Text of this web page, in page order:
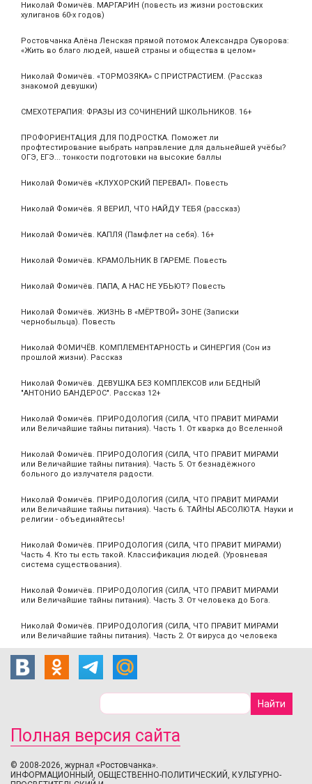
Николай Фомичёв. МАРГАРИН (повесть из жизни ростовских
хулиганов 60-х годов)
Ростовчанка Алёна Ленская прямой потомок Александра Суворова:
«Жить во благо людей, нашей страны и общества в целом»
Николай Фомичёв. «ТОРМОЗЯКА» С ПРИСТРАСТИЕМ. (Рассказ
знакомой девушки)
СМЕХОТЕРАПИЯ: ФРАЗЫ ИЗ СОЧИНЕНИЙ ШКОЛЬНИКОВ. 16+
ПРОФОРИЕНТАЦИЯ ДЛЯ ПОДРОСТКА. Поможет ли
профтестирование выбрать направление для дальнейшей учёбы?
ОГЭ, ЕГЭ... тонкости подготовки на высокие баллы
Николай Фомичёв «КЛУХОРСКИЙ ПЕРЕВАЛ». Повесть
Николай Фомичёв. Я ВЕРИЛ, ЧТО НАЙДУ ТЕБЯ (рассказ)
Николай Фомичёв. КАПЛЯ (Памфлет на себя). 16+
Николай Фомичёв. КРАМОЛЬНИК В ГАРЕМЕ. Повесть
Николай Фомичёв. ПАПА, А НАС НЕ УБЬЮТ? Повесть
Николай Фомичёв. ЖИЗНЬ В «МЁРТВОЙ» ЗОНЕ (Записки
чернобыльца). Повесть
Николай ФОМИЧЁВ. КОМПЛЕМЕНТАРНОСТЬ и СИНЕРГИЯ (Сон из
прошлой жизни). Рассказ
Николай Фомичёв. ДЕВУШКА БЕЗ КОМПЛЕКСОВ или БЕДНЫЙ
"АНТОНИО БАНДЕРОС". Рассказ 12+
Николай Фомичёв. ПРИРОДОЛОГИЯ (СИЛА, ЧТО ПРАВИТ МИРАМИ
или Величайшие тайны питания). Часть 1. От кварка до Вселенной
Николай Фомичёв. ПРИРОДОЛОГИЯ (СИЛА, ЧТО ПРАВИТ МИРАМИ
или Величайшие тайны питания). Часть 5. От безнадёжного
больного до излучателя радости.
Николай Фомичёв. ПРИРОДОЛОГИЯ (СИЛА, ЧТО ПРАВИТ МИРАМИ
или Величайшие тайны питания). Часть 6. ТАЙНЫ АБСОЛЮТА. Науки и
религии - объединяйтесь!
Николай Фомичёв. ПРИРОДОЛОГИЯ (СИЛА, ЧТО ПРАВИТ МИРАМИ)
Часть 4. Кто ты есть такой. Классификация людей. (Уровневая
система существования).
Николай Фомичёв. ПРИРОДОЛОГИЯ (СИЛА, ЧТО ПРАВИТ МИРАМИ
или Величайшие тайны питания). Часть 3. От человека до Бога.
Николай Фомичёв. ПРИРОДОЛОГИЯ (СИЛА, ЧТО ПРАВИТ МИРАМИ
или Величайшие тайны питания). Часть 2. От вируса до человека
Полная версия сайта
© 2008-2026, журнал «Ростовчанка».
ИНФОРМАЦИОННЫЙ, ОБЩЕСТВЕННО-ПОЛИТИЧЕСКИЙ, КУЛЬТУРНО-